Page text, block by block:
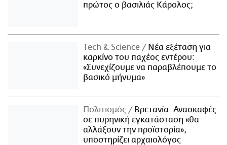
πρώτος ο βασιλιάς Κάρολος;
Τech & Science
Νέα εξέταση για
καρκίνο του παχέος εντέρου:
«Συνεχίζουμε να παραβλέπουμε το
βασικό μήνυμα»
Πολιτισμός
Βρετανία: Ανασκαφές
σε πυρηνική εγκατάσταση «θα
αλλάξουν την προϊστορία»,
υποστηρίζει αρχαιολόγος